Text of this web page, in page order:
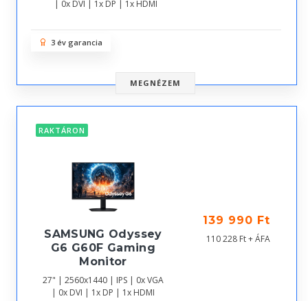
| 0x DVI | 1x DP | 1x HDMI
3 év garancia
MEGNÉZEM
RAKTÁRON
SAMSUNG Odyssey
G6 G60F Gaming
Monitor
27" | 2560x1440 | IPS | 0x VGA
| 0x DVI | 1x DP | 1x HDMI
139 990 Ft
110 228 Ft + ÁFA